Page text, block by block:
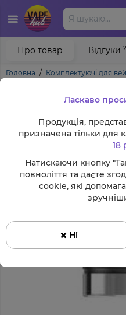
Головна Комплектуючі для
Про товар Відгуки 2
Ласкаво
Продукція,
призначена тільки для
18
Натискаючи кнопку
повноліття та даєте
cookie, які
Ні